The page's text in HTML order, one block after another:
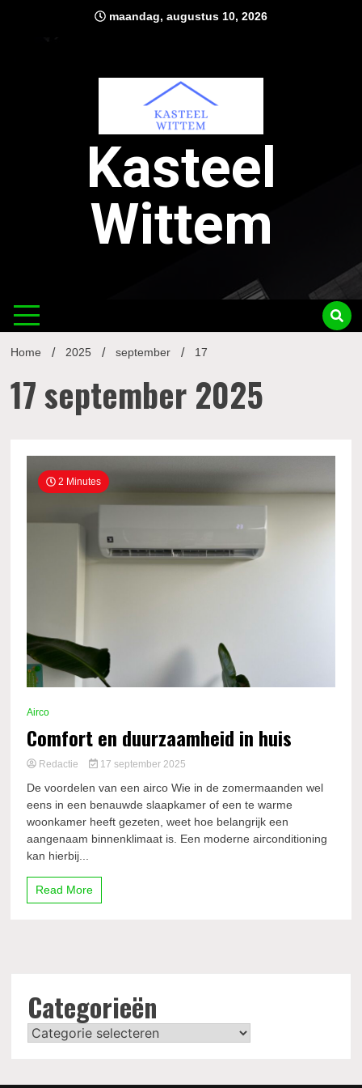
maandag, augustus 10, 2026
Kasteel
Wittem
Home 2025 september 17
17 september 2025
2 Minutes
Airco
Comfort en duurzaamheid in huis
Redactie 17 september 2025
De voordelen van een airco Wie in de zomermaanden wel
eens in een benauwde slaapkamer of een te warme
woonkamer heeft gezeten, weet hoe belangrijk een
aangenaam binnenklimaat is. Een moderne airconditioning
kan hierbij...
Read More
Categorieën
Categorieën